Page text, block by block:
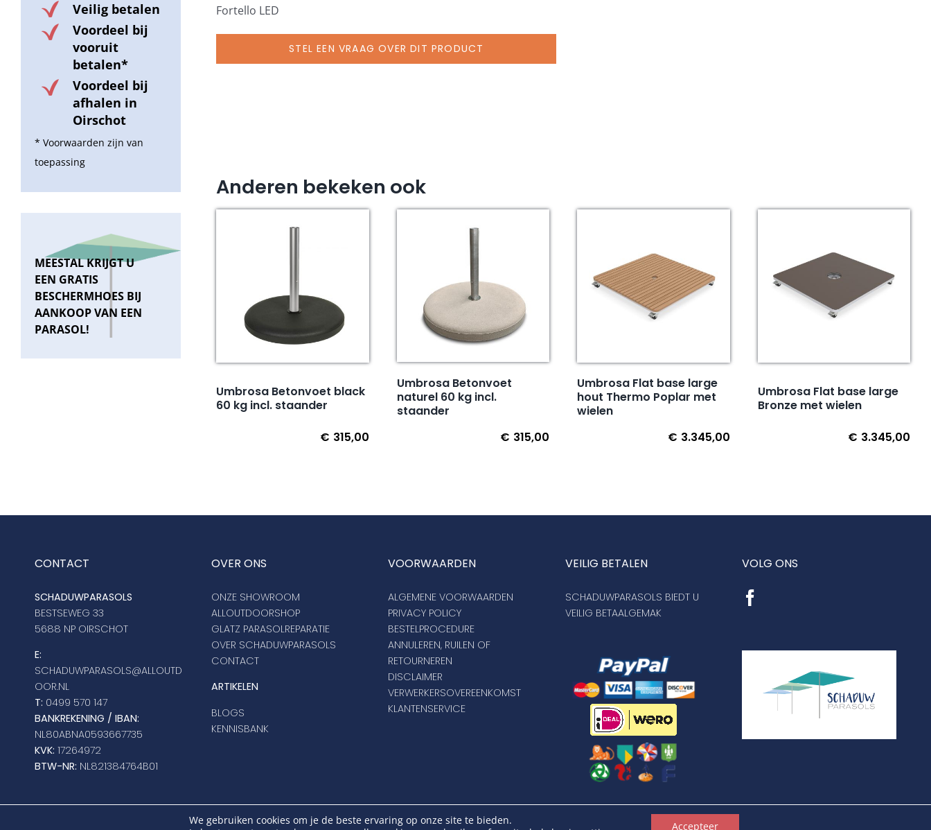
Fortello LED
STEL EEN VRAAG OVER DIT PRODUCT
Anderen bekeken ook
Umbrosa Betonvoet black
60 kg incl. staander
€ 315,00
Umbrosa Betonvoet
naturel 60 kg incl.
staander
€ 315,00
Umbrosa Flat base large
hout Thermo Poplar met
wielen
€ 3.345,00
Umbrosa Flat base large
Bronze met wielen
€ 3.345,00
Veilig betalen
Voordeel bij
vooruit
betalen*
Voordeel bij
afhalen in
Oirschot
* Voorwaarden zijn van
toepassing
MEESTAL KRIJGT U
EEN GRATIS
BESCHERMHOES BIJ
AANKOOP VAN EEN
PARASOL!
CONTACT
SCHADUWPARASOLS
BESTSEWEG 33
5688 NP OIRSCHOT
E:
SCHADUWPARASOLS@ALLOUTD
OOR.NL
T: 0499 570 147
BANKREKENING / IBAN:
NL80ABNA0593667735
KVK: 17264972
BTW-NR: NL821384764B01
OVER ONS
ONZE SHOWROOM
ALLOUTDOORSHOP
GLATZ PARASOLREPARATIE
OVER SCHADUWPARASOLS
CONTACT
ARTIKELEN
BLOGS
KENNISBANK
VOORWAARDEN
ALGEMENE VOORWAARDEN
PRIVACY POLICY
BESTELPROCEDURE
ANNULEREN, RUILEN OF
RETOURNEREN
DISCLAIMER
VERWERKERSOVEREENKOMST
KLANTENSERVICE
VEILIG BETALEN
SCHADUWPARASOLS BIEDT U
VEILIG BETAALGEMAK
VOLG ONS
Copyright Schaduwparasols © 2026. Alle Rechten Voorbehouden
We gebruiken cookies om je de beste ervaring op onze site te bieden.
Accepteer